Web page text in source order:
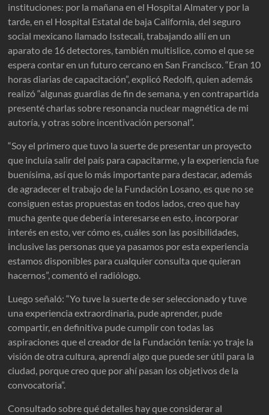
instituciones: por la mañana en el Hospital Almater y por la
tarde, en el Hospital Estatal de baja California, del seguro
social mexicano llamado Isstecali, trabajando allí en un
aparato de 16 detectores, también multislice, como el que se
espera contar en un futuro cercano en San Francisco. “Eran 10
horas diarias de capacitación”, explicó Redolfi, quien además
realizó “algunas guardias de fin de semana, y en contrapartida
presenté charlas sobre resonancia nuclear magnética de mi
autoría, y otras sobre incentivación personal”.
“Soy el primero que tuvo la suerte de presentar un proyecto
que incluía salir del país para capacitarme, y la experiencia fue
buenísima, así que lo más importante para destacar, además
de agradecer el trabajo de la Fundación Losano, es que no se
consiguen estas propuestas en todos lados, creo que hay
mucha gente que debería interesarse en esto, incorporar
interés en esto, ver cómo es, cuáles son las posibilidades,
inclusive las personas que ya pasamos por esta experiencia
estamos disponibles para cualquier consulta que quieran
hacernos”, comentó el radiólogo.
Luego señaló: “Yo tuve la suerte de ser seleccionado y tuve
una experiencia extraordinaria, pude aprender, pude
compartir, en definitiva pude cumplir con todas las
aspiraciones que el creador de la Fundación tenía: yo traje la
visión de otra cultura, aprendí algo que puede ser útil para la
ciudad, porque creo que por ahí pasan los objetivos de la
convocatoria”.
Consultado sobre qué detalles hay que considerar al